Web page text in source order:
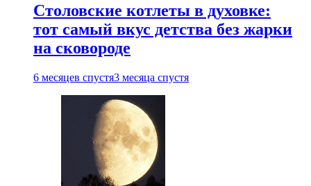
Столовские котлеты в духовке:
тот самый вкус детства без жарки
на сковороде
6 месяцев спустя3 месяца спустя